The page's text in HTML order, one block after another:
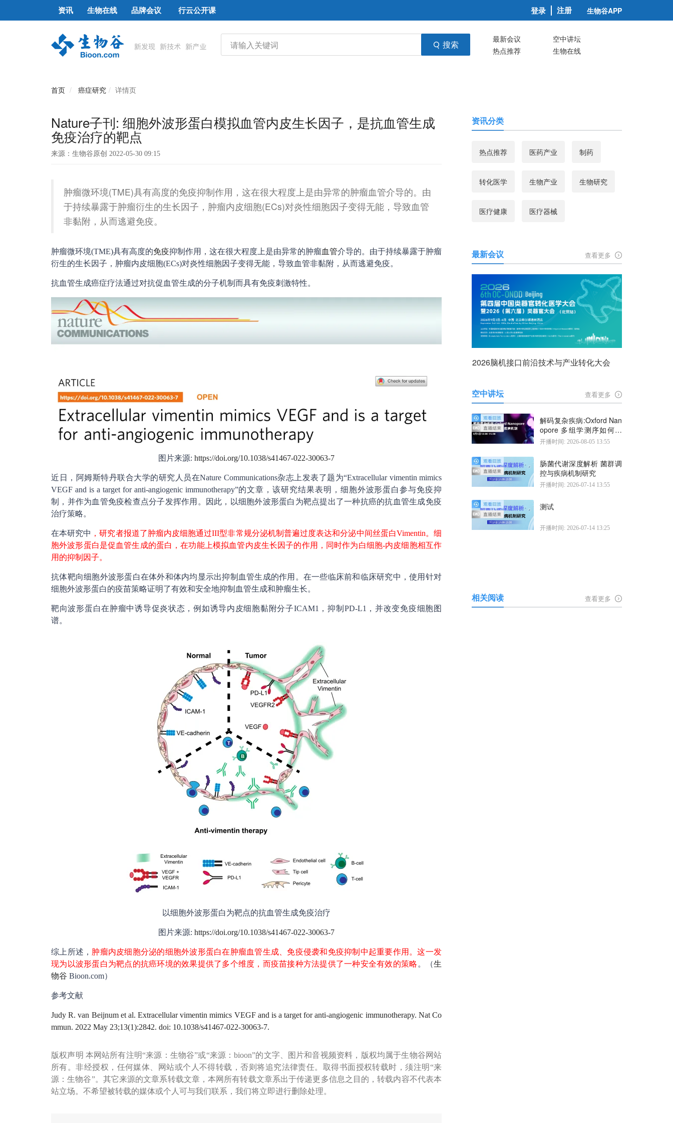
资讯 生物在线 品牌会议 行云公开课 登录 注册 生物谷APP
搜索 最新会议
空中讲坛
热点推荐
生物在线
首页 癌症研究 详情页
Nature子刊: 细胞外波形蛋白模拟血管内皮生长因子，是抗血管生成
免疫治疗的靶点
来源：生物谷原创 2022-05-30 09:15
肿瘤微环境(TME)具有高度的免疫抑制作用，这在很大程度上是由异常的肿瘤血管介导的。由
于持续暴露于肿瘤衍生的生长因子，肿瘤内皮细胞(ECs)对炎性细胞因子变得无能，导致血管
非黏附，从而逃避免疫。
肿瘤微环境(TME)具有高度的免疫抑制作用，这在很大程度上是由异常的肿瘤血管介导的。由于持续暴露于肿瘤
衍生的生长因子，肿瘤内皮细胞(ECs)对炎性细胞因子变得无能，导致血管非黏附，从而逃避免疫。
抗血管生成癌症疗法通过对抗促血管生成的分子机制而具有免疫刺激特性。
图片来源: https://doi.org/10.1038/s41467-022-30063-7
近日，阿姆斯特丹联合大学的研究人员在Nature Communications杂志上发表了题为“Extracellular vimentin mimics
VEGF and is a target for anti-angiogenic immunotherapy”的文章，该研究结果表明，细胞外波形蛋白参与免疫抑
制，并作为血管免疫检查点分子发挥作用。因此，以细胞外波形蛋白为靶点提出了一种抗癌的抗血管生成免疫
治疗策略。
在本研究中 ，研究者报道了肿瘤内皮细胞通过III型非常规分泌机制普遍过度表达和分泌中间丝蛋白Vimentin。细
胞外波形蛋白是促血管生成的蛋白，在功能上模拟血管内皮生长因子的作用，同时作为白细胞-内皮细胞相互作
用的抑制因子。
抗体靶向细胞外波形蛋白在体外和体内均显示出抑制血管生成的作用。在一些临床前和临床研究中，使用针对
细胞外波形蛋白的疫苗策略证明了有效和安全地抑制血管生成和肿瘤生长。
靶向波形蛋白在肿瘤中诱导促炎状态，例如诱导内皮细胞黏附分子ICAM1，抑制PD-L1，并改变免疫细胞图
谱。
以细胞外波形蛋白为靶点的抗血管生成免疫治疗
图片来源: https://doi.org/10.1038/s41467-022-30063-7
综上所述， 肿瘤内皮细胞分泌的细胞外波形蛋白在肿瘤血管生成、免疫侵袭和免疫抑制中起重要作用。这一发
现为以波形蛋白为靶点的抗癌环境的效果提供了多个维度，而疫苗接种方法提供了一种安全有效的策略 。（生
物谷 Bioon.com）
参考文献
Judy R. van Beijnum et al. Extracellular vimentin mimics VEGF and is a target for anti-angiogenic immunotherapy. Nat Co
mmun. 2022 May 23;13(1):2842. doi: 10.1038/s41467-022-30063-7.
版权声明 本网站所有注明“来源：生物谷”或“来源：bioon”的文字、图片和音视频资料，版权均属于生物谷网站
所有。非经授权，任何媒体、网站或个人不得转载，否则将追究法律责任。取得书面授权转载时，须注明“来
源：生物谷”。其它来源的文章系转载文章，本网所有转载文章系出于传递更多信息之目的，转载内容不代表本
站立场。不希望被转载的媒体或个人可与我们联系，我们将立即进行删除处理。
资讯分类
热点推荐 医药产业 制药
转化医学 生物产业 生物研究
医疗健康 医疗器械
最新会议 查看更多
2026脑机接口前沿技术与产业转化大会
空中讲坛 查看更多
解码复杂疾病:Oxford Nan
opore 多组学测序如何揭
示疾病机制
开播时间: 2026-08-05 13:55
肠菌代谢深度解析 菌群调
控与疾病机制研究
开播时间: 2026-07-14 13:55
测试
开播时间: 2026-07-14 13:25
相关阅读 查看更多